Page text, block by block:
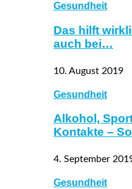
Gesundheit
Das hilft
auch bei…
10. August 2019
Gesundheit
Alkohol,
Kontakte –
4. September
Gesundheit